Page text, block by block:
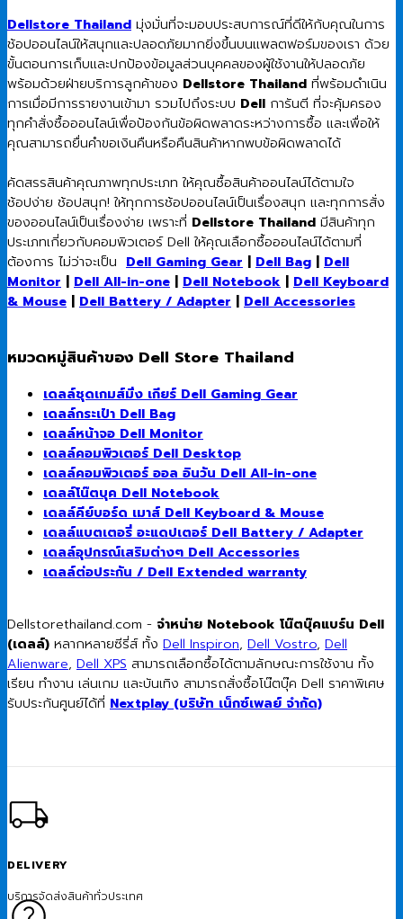
Dellstore Thailand มุ่งมั่นที่จะมอบประสบการณ์ที่ดีให้กับคุณในการ
ช้อปออนไลน์ให้สนุกและปลอดภัยมากยิ่งขึ้นบนแพลตฟอร์มของเรา ด้วย
ขั้นตอนการเก็บและปกป้องข้อมูลส่วนบุคคลของผู้ใช้งานให้ปลอดภัย
พร้อมด้วยฝ่ายบริการลูกค้าของ Dellstore Thailand ที่พร้อมดำเนิน
การเมื่อมีการรายงานเข้ามา รวมไปถึงระบบ Dell การันตี ที่จะคุ้มครอง
ทุกคำสั่งซื้อออนไลน์เพื่อป้องกันข้อผิดพลาดระหว่างการซื้อ และเพื่อให้
คุณสามารถยื่นคำขอเงินคืนหรือคืนสินค้าหากพบข้อผิดพลาดได้
คัดสรรสินค้าคุณภาพทุกประเภท ให้คุณซื้อสินค้าออนไลน์ได้ตามใจ
ช้อปง่าย ช้อปสนุก! ให้ทุกการช้อปออนไลน์เป็นเรื่องสนุก และทุกการสั่ง
ของออนไลน์เป็นเรื่องง่าย เพราะที่ Dellstore Thailand มีสินค้าทุก
ประเภทเกี่ยวกับคอมพิวเตอร์ Dell ให้คุณเลือกซื้อออนไลน์ได้ตามที่
ต้องการ ไม่ว่าจะเป็น Dell Gaming Gear | Dell Bag | Dell
Monitor | Dell All-in-one | Dell Notebook | Dell Keyboard
& Mouse | Dell Battery / Adapter | Dell Accessories
หมวดหมู่สินค้าของ Dell Store Thailand
เดลล์ชุดเกมส์มิ่ง เกียร์ Dell Gaming Gear
เดลล์กระเป๋า Dell Bag
เดลล์หน้าจอ Dell Monitor
เดลล์คอมพิวเตอร์ Dell Desktop
เดลล์คอมพิวเตอร์ ออล อินวัน Dell All-in-one
เดลล์โน๊ตบุค Dell Notebook
เดลล์คีย์บอร์ด เมาส์ Dell Keyboard & Mouse
เดลล์แบตเตอรี่ อะแดปเตอร์ Dell Battery / Adapter
เดลล์อุปกรณ์เสริมต่างๆ Dell Accessories
เดลล์ต่อประกัน / Dell Extended warranty
Dellstorethailand.com - จำหน่าย Notebook โน๊ตบุ๊คแบร์น Dell
(เดลล์) หลากหลายซีรี่ส์ ทั้ง Dell Inspiron, Dell Vostro, Dell
Alienware, Dell XPS สามารถเลือกซื้อได้ตามลักษณะการใช้งาน ทั้ง
เรียน ทำงาน เล่นเกม และบันเทิง สามารถสั่งซื้อโน๊ตบุ๊ค Dell ราคาพิเศษ
รับประกันศูนย์ได้ที่ Nextplay (บริษัท เน็กซ์เพลย์ จำกัด)
DELIVERY
บริการจัดส่งสินค้าทั่วประเทศ